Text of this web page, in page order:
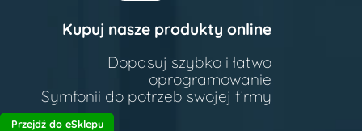
Kupuj nasze produkty online
Dopasuj szybko i łatwo
oprogramowanie
Symfonii do potrzeb swojej firmy
Przejdź do eSklepu